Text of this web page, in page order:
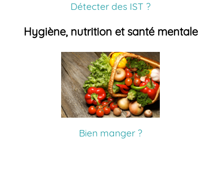
Détecter des IST ?
Hygiène, nutrition et santé mentale
Bien manger ?